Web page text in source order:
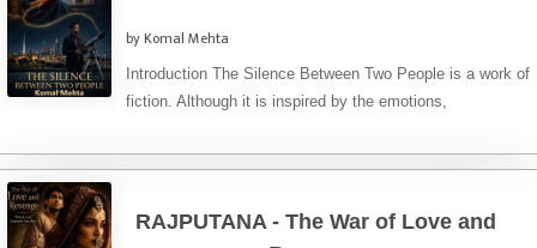
by Komal Mehta
Introduction The Silence Between Two People is a work of
fiction. Although it is inspired by the emotions,
RAJPUTANA - The War of Love and